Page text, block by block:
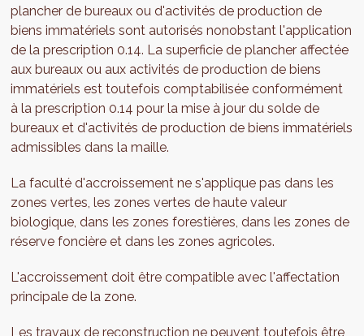
plancher de bureaux ou d'activités de production de
biens immatériels sont autorisés nonobstant l'application
de la prescription 0.14. La superficie de plancher affectée
aux bureaux ou aux activités de production de biens
immatériels est toutefois comptabilisée conformément
à la prescription 0.14 pour la mise à jour du solde de
bureaux et d'activités de production de biens immatériels
admissibles dans la maille.
La faculté d'accroissement ne s'applique pas dans les
zones vertes, les zones vertes de haute valeur
biologique, dans les zones forestières, dans les zones de
réserve foncière et dans les zones agricoles.
L'accroissement doit être compatible avec l'affectation
principale de la zone.
Les travaux de reconstruction ne peuvent toutefois être